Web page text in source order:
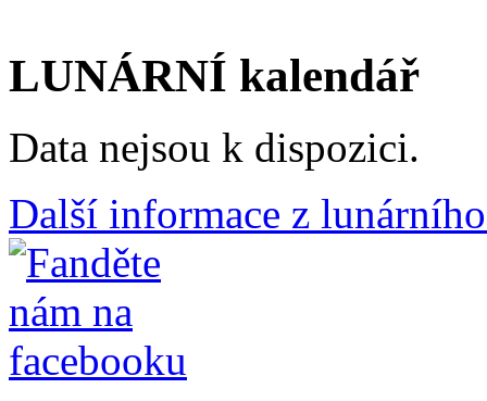
LUNÁRNÍ kalendář
Data nejsou k dispozici.
Další informace z